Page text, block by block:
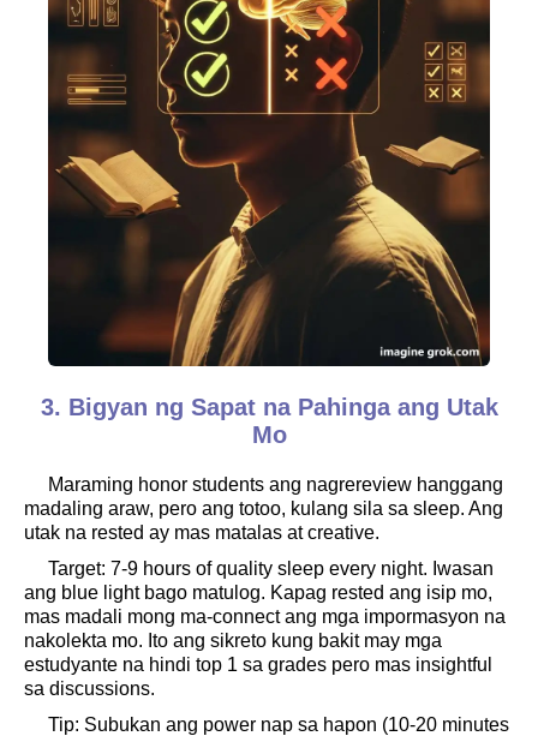
3. Bigyan ng Sapat na Pahinga ang Utak
Mo
Maraming honor students ang nagrereview hanggang
madaling araw, pero ang totoo, kulang sila sa sleep. Ang
utak na rested ay mas matalas at creative.
Target: 7-9 hours of quality sleep every night. Iwasan
ang blue light bago matulog. Kapag rested ang isip mo,
mas madali mong ma-connect ang mga impormasyon na
nakolekta mo. Ito ang sikreto kung bakit may mga
estudyante na hindi top 1 sa grades pero mas insightful
sa discussions.
Tip: Subukan ang power nap sa hapon (10-20 minutes